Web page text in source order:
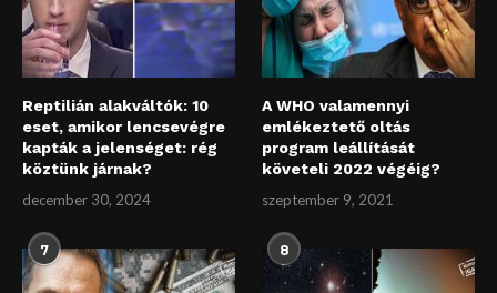
Reptilián alakváltók: 10
eset, amikor lencsevégre
kapták a jelenséget: rég
köztünk járnak?
december 30, 2024
A WHO valamennyi
emlékeztető oltás
program leállítását
követeli 2022 végéig?
szeptember 9, 2021
7 8